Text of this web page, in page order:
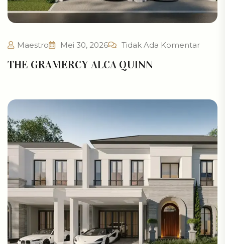
Maestro Mei 30, 2026 Tidak Ada Komentar
THE GRAMERCY ALCA QUINN